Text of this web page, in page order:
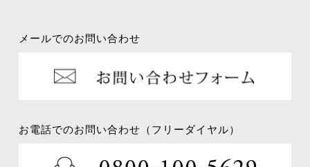
メールでのお問い合わせ
お電話でのお問い合わせ（フリーダイヤル）